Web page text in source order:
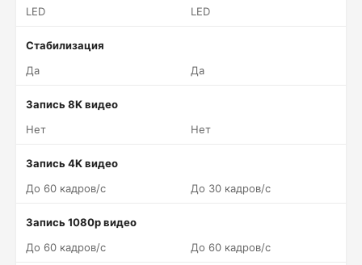
LED
LED
Стабилизация
Да
Да
Запись 8K видео
Нет
Нет
Запись 4K видео
До 60 кадров/c
До 30 кадров/c
Запись 1080p видео
До 60 кадров/c
До 60 кадров/c